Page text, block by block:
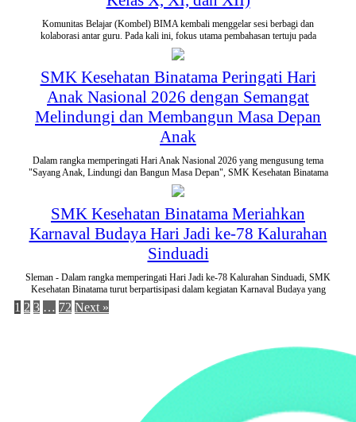
Komunitas Belajar (Kombel) BIMA kembali menggelar sesi berbagi dan
kolaborasi antar guru. Pada kali ini, fokus utama pembahasan tertuju pada
SMK Kesehatan Binatama Peringati Hari
Anak Nasional 2026 dengan Semangat
Melindungi dan Membangun Masa Depan
Anak
Dalam rangka memperingati Hari Anak Nasional 2026 yang mengusung tema
"Sayang Anak, Lindungi dan Bangun Masa Depan", SMK Kesehatan Binatama
SMK Kesehatan Binatama Meriahkan
Karnaval Budaya Hari Jadi ke-78 Kalurahan
Sinduadi
Sleman - Dalam rangka memperingati Hari Jadi ke-78 Kalurahan Sinduadi, SMK
Kesehatan Binatama turut berpartisipasi dalam kegiatan Karnaval Budaya yang
1 2 3 … 72 Next »